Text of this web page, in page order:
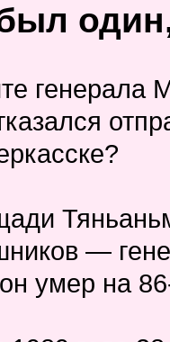
генерала
—
умер на